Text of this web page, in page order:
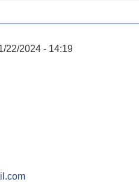
22/2024 - 14:19